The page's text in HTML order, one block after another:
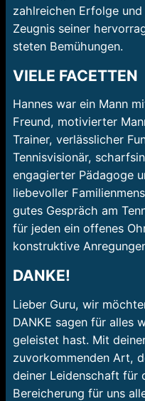
zahlreichen Erfolge
Zeugnis seiner
steten Bemühungen.
VIELE FACETTEN
Hannes war ein Mann
Freund, motivierter
Trainer, verlässlicher
Tennisvisionär,
engagierter Pädagoge
liebevoller
gutes Gespräch am
für jeden ein offenes
konstruktive
DANKE!
Lieber Guru, wir
DANKE sagen für alles
geleistet hast. Mit
zuvorkommenden Art,
deiner Leidenschaft für
Bereicherung für uns